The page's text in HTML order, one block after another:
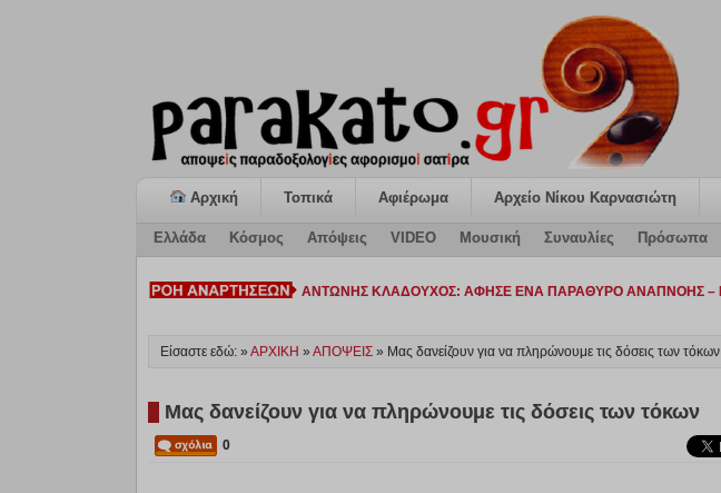
Αρχική Τοπικά Αφιέρωμα Αρχείο Νίκου Καρνασιώτη
Ελλάδα Κόσμος Απόψεις VIDEO Μουσική Συναυλίες Πρόσωπα
ΚΙΑΤΟ: Η «ΕΠΟΜΕΝΗ ΜΕΡΑ» κατ-
Είσαστε εδώ: » ΑΡΧΙΚΗ » ΑΠΟΨΕΙΣ » Μας δανείζουν για να πληρώνουμε τις δόσεις των τόκων
Μας δανείζουν για να πληρώνουμε τις δόσεις των τόκων
0